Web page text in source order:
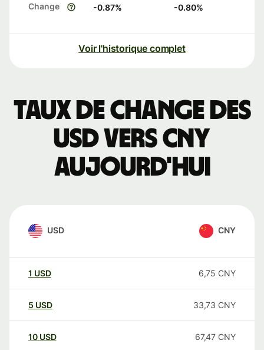
Change -0.87% -0.80%
Voir l'historique complet
Taux de change des
USD vers CNY
aujourd'hui
USD CNY
1 USD 6,75 CNY
5 USD 33,73 CNY
10 USD 67,47 CNY